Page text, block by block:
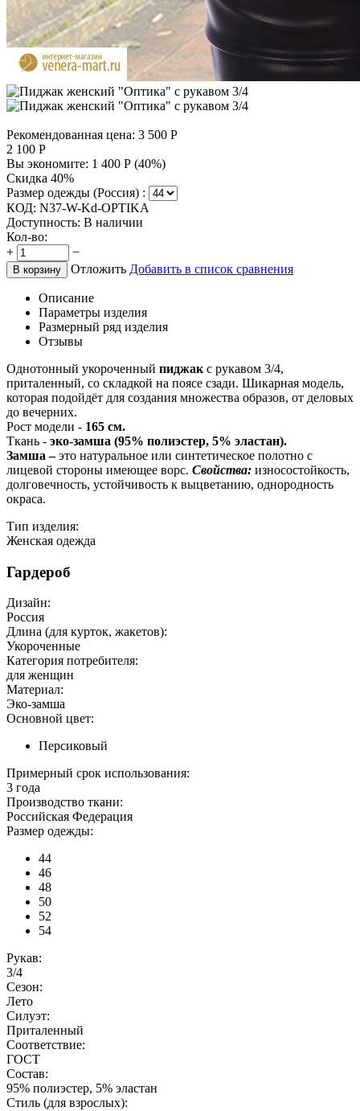
Рекомендованная цена: 3 500 Р
2 100 Р
Вы экономите: 1 400 Р (40%)
Скидка 40%
Размер одежды (Россия) :
КОД: N37-W-Kd-OPTIKA
Доступность: В наличии
Кол-во:
+
−
В корзину Отложить Добавить в список сравнения
Описание
Параметры изделия
Размерный ряд изделия
Отзывы
Однотонный укороченный пиджак с рукавом 3/4,
приталенный, со складкой на поясе сзади. Шикарная модель,
которая подойдёт для создания множества образов, от деловых
до вечерних.
Рост модели - 165 см.
Ткань - эко-замша (95% полиэстер, 5% эластан).
Замша –это натуральное или синтетическое полотно с
лицевой стороны имеющее ворс. Свойства: износостойкость,
долговечность, устойчивость к выцветанию, однородность
окраса.
Тип изделия:
Женская одежда
Гардероб
Дизайн:
Россия
Длина (для курток, жакетов):
Укороченные
Категория потребителя:
для женщин
Материал:
Эко-замша
Основной цвет:
Персиковый
Примерный срок использования:
3 года
Производство ткани:
Российская Федерация
Размер одежды:
44
46
48
50
52
54
Рукав:
3/4
Сезон:
Лето
Силуэт:
Приталенный
Соответствие:
ГОСТ
Состав:
95% полиэстер, 5% эластан
Стиль (для взрослых):